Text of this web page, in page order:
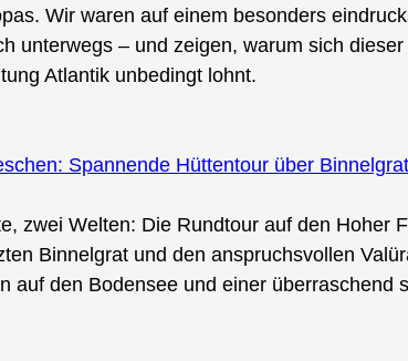
Wir waren auf einem besonders
unterwegs – und zeigen, warum sich
Atlantik unbedingt lohnt.
Spannende Hüttentour über
zwei Welten: Die Rundtour auf den Hoher
Binnelgrat und den anspruchsvollen
auf den Bodensee und einer überraschend